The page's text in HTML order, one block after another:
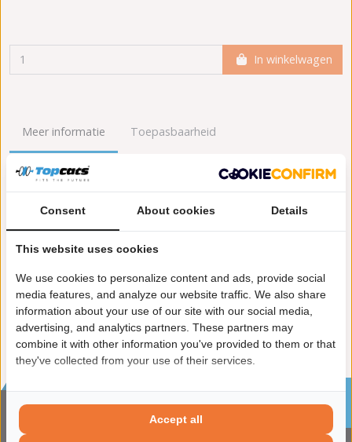
In winkelwagen
Meer informatie Toepasbaarheid
Origineel nummers
Garantie:2 jaar garantie
Materiaal:Keramiek
Enkel in combinatie met:FK90378
Product in orde:
Controleteken:E9-103R
Sinds 2002 de specialist in katalysatoren en
roetfilters
CONTACTGEGVENS
Consent About cookies Details
This website uses cookies
We use cookies to personalize content and ads, provide social
media features, and analyze our website traffic. We also share
information about your use of our site with our social media,
advertising, and analytics partners. These partners may
combine it with other information you've provided to them or that
they've collected from your use of their services.
Accept all